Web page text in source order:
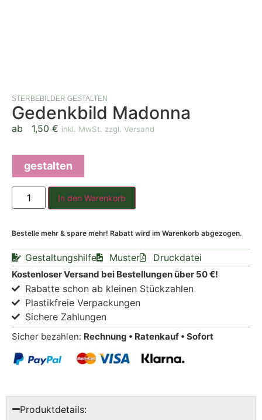
STERBEBILDER GESTALTEN
Gedenkbild Madonna
ab 1,50 € inkl. MwSt. zzgl. Versand
gestalten
In den Warenkorb
Bestelle mehr & spare mehr! Rabatt wird im Warenkorb abgezogen.
Gestaltungshilfe Muster Druckdatei
Kostenloser Versand bei Bestellungen über 50 €!
Rabatte schon ab kleinen Stückzahlen
Plastikfreie Verpackungen
Sichere Zahlungen
Sicher bezahlen: Rechnung • Ratenkauf • Sofort
Produktdetails: